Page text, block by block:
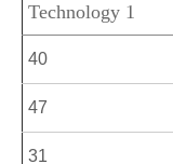
Technology 1
40
47
31